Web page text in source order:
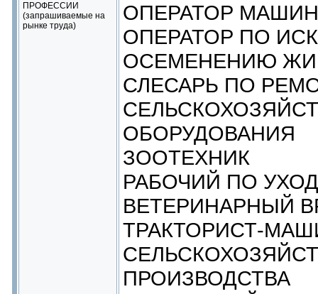
ПРОФЕССИИ
(запрашиваемые на
рынке труда)
ОПЕРАТОР
ОПЕРАТОР ПО
ОСЕМЕНЕНИЮ
СЛЕСАРЬ ПО
ОБОРУДОВАНИЯ
ЗООТЕХНИК
РАБОЧИЙ ПО
ВЕТЕРИНАРНЫЙ
ТРАКТОРИСТ-
ПРОИЗВОДСТВА